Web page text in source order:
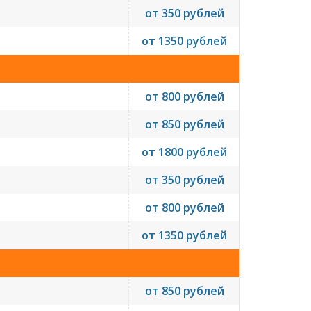
от 350 рублей
от 1350 рублей
от 800 рублей
от 850 рублей
от 1800 рублей
от 350 рублей
от 800 рублей
от 1350 рублей
от 850 рублей